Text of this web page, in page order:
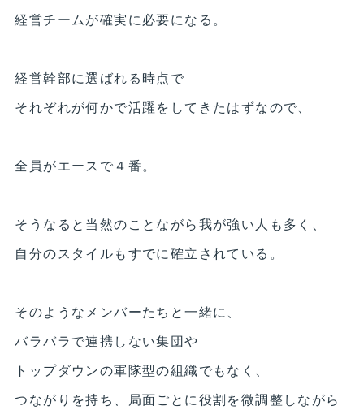
経営チームが確実に必要になる。
経営幹部に選ばれる時点で
それぞれが何かで活躍をしてきたはずなので、
全員がエースで４番。
そうなると当然のことながら我が強い人も多く、
自分のスタイルもすでに確立されている。
そのようなメンバーたちと一緒に、
バラバラで連携しない集団や
トップダウンの軍隊型の組織でもなく、
つながりを持ち、局面ごとに役割を微調整しながら